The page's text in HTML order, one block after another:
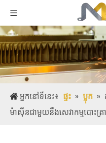
អ្នកនៅទីនេះ៖ ផ្ទះ » ប្លុក »
ម៉ាស៊ីនជាមួយនឹងសេវាកម្មបោះត្រ